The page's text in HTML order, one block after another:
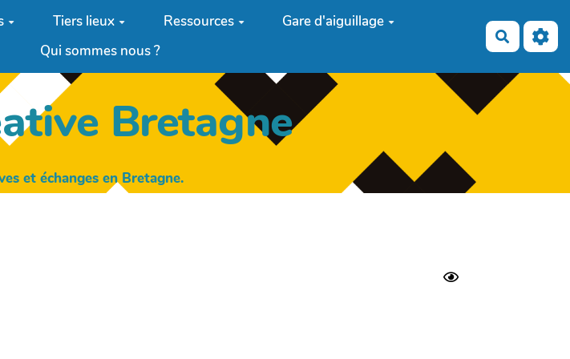
Tiers lieux Ressources
Gare d'aiguillage
Qui sommes nous ?
Bretagne
et échanges en Bretagne.